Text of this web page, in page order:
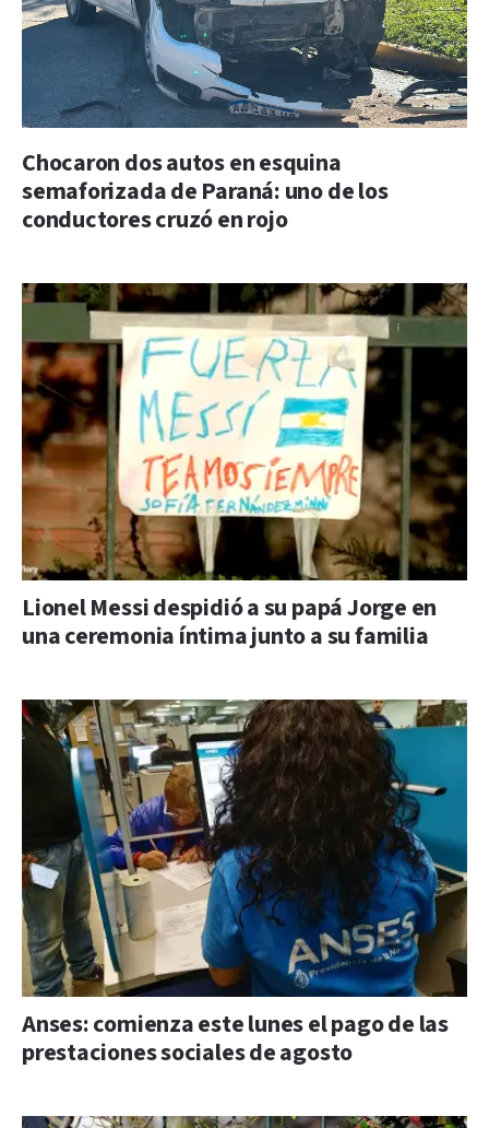
Chocaron dos autos en esquina
semaforizada de Paraná: uno de los
conductores cruzó en rojo
Lionel Messi despidió a su papá Jorge en
una ceremonia íntima junto a su familia
Anses: comienza este lunes el pago de las
prestaciones sociales de agosto